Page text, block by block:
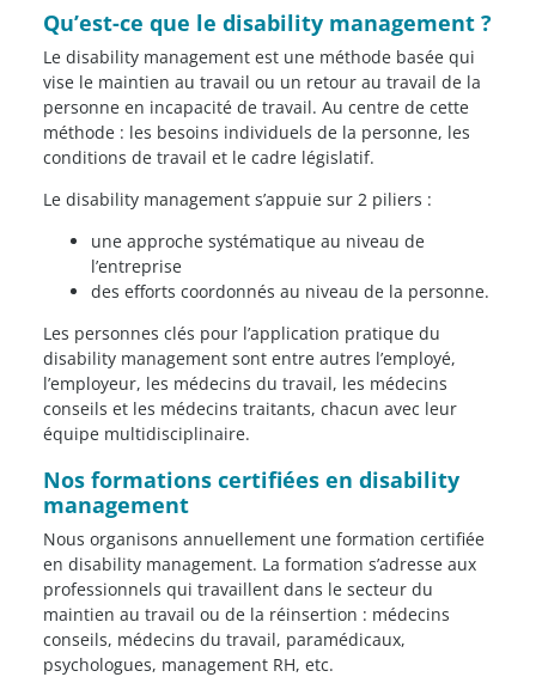
​Qu’est-ce que le disability management ?
Le disability management est une méthode basée qui
vise le maintien au travail ou un retour au travail de la
personne en incapacité de travail. Au centre de cette
méthode : les besoins individuels de la personne, les
conditions de travail et le cadre législatif.
Le disability management s’appuie sur 2 piliers :
une approche systématique au niveau de
l’entreprise
des efforts coordonnés au niveau de la personne.
Les personnes clés pour l’application pratique du
disability management sont entre autres l’employé,
l’employeur, les médecins du travail, les médecins
conseils et les médecins traitants, chacun avec leur
équipe multidisciplinaire.
Nos formations certifiées en disability
management
Nous organisons annuellement une formation certifiée
en disability management. La formation s’adresse aux
professionnels qui travaillent dans le secteur du
maintien au travail ou de la réinsertion : médecins
conseils, médecins du travail, paramédicaux,
psychologues, management RH, etc.